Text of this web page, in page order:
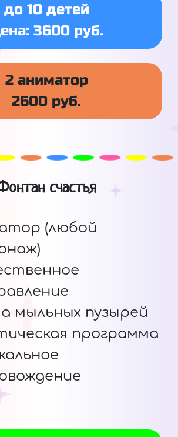
до 10 детей
3600 руб.
2 аниматор
2600 руб.
счастья
(любой
мыльных пузырей
программа